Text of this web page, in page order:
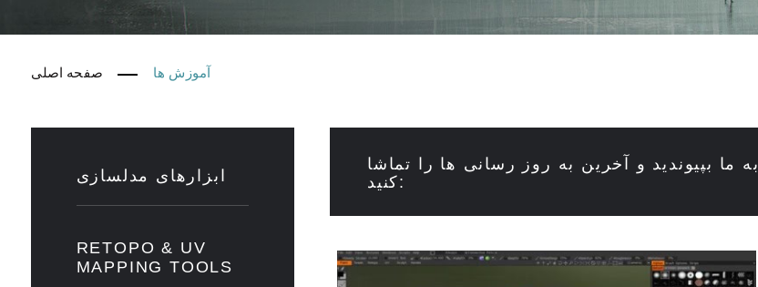
صفحه اصلی آموزش ها
ابزارهای مدلسازی
RETOPO & UV
MAPPING TOOLS
به ما بپیوندید و آخرین به روز رسانی ها را تماشا
کنید: